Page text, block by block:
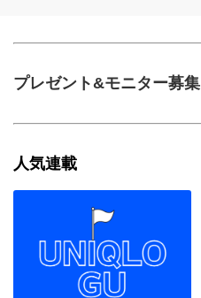
プレゼント&モニター募集
人気連載